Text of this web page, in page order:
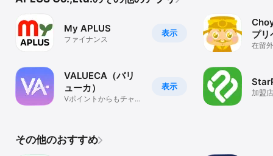
表示
My APLUS
ファイナンス
表示
VALUECA（バリ
ューカ）
Vポイントからもチャー
プリ
を作
在留
加盟
その他のおすすめ